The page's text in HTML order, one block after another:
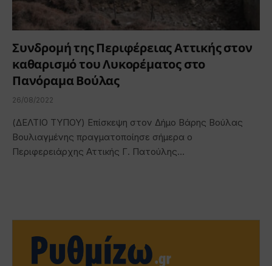
Συνδρομή της Περιφέρειας Αττικής στον
καθαρισμό του Λυκορέματος στο
Πανόραμα Βούλας
26/08/2022
(ΔΕΛΤΙΟ ΤΥΠΟΥ) Επίσκεψη στον Δήμο Βάρης Βούλας
Βουλιαγμένης πραγματοποίησε σήμερα ο
Περιφερειάρχης Αττικής Γ. Πατούλης…